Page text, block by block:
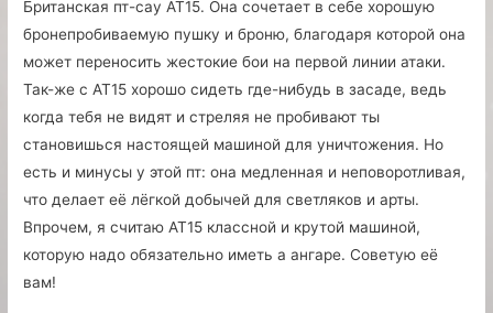
Британская пт-сау АТ15. Она сочетает в себе хорошую
бронепробиваемую пушку и броню, благодаря которой она
может переносить жестокие бои на первой линии атаки.
Так-же с АТ15 хорошо сидеть где-нибудь в засаде, ведь
когда тебя не видят и стреляя не пробивают ты
становишься настоящей машиной для уничтожения. Но
есть и минусы у этой пт: она медленная и неповоротливая,
что делает её лёгкой добычей для светляков и арты.
Впрочем, я считаю АТ15 классной и крутой машиной,
которую надо обязательно иметь а ангаре. Советую её
вам!